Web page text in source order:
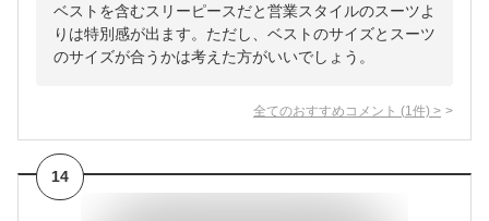
ベストを含むスリーピースだと営業スタイルのスーツよ
りは特別感が出ます。ただし、ベストのサイズとスーツ
のサイズが合うかは考えた方がいいでしょう。
全てのおすすめコメント (1 件) >
14